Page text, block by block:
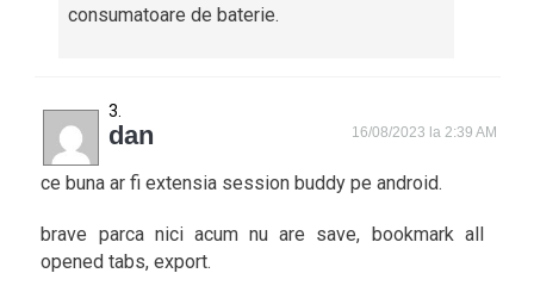
consumatoare de baterie.
dan 16/08/2023 la 2:39 AM
ce buna ar fi extensia session buddy pe android.
brave parca nici acum nu are save, bookmark all
opened tabs, export.